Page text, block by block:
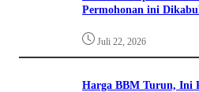
Permohonan ini
Juli 22, 2026
Harga BBM Turun, Ini